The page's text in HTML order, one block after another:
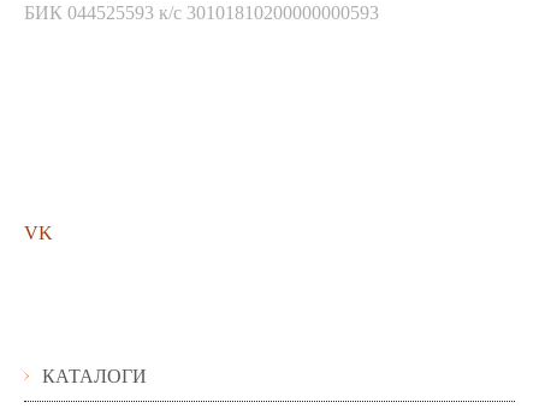
БИК 044525593 к/с 30101810200000000593
VK
КАТАЛОГИ